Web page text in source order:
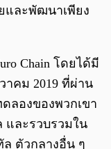
และพัฒนาเพียง
Chain โดยได้มี
าคม 2019 ที่ผ่าน
ลองของพวกเขา
และรวบรวมใน
ล ตัวกลางอื่น ๆ